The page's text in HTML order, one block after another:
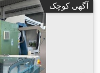
آگهی کوچک